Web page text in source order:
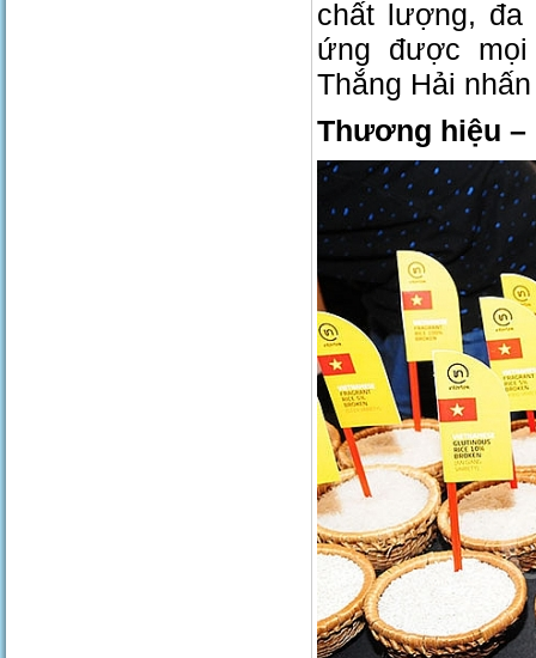
chất lượng, đa
ứng được
Thắng Hải
Thương hiệu –